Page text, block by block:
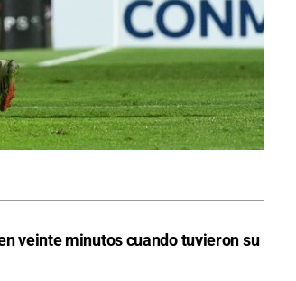
veinte minutos cuando tuvieron su